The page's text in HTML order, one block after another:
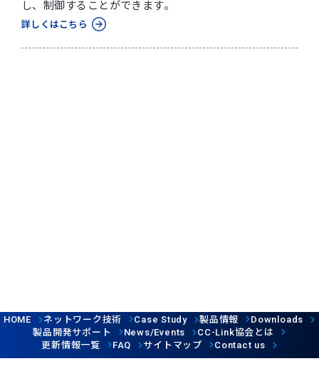
し、制御することができます。
詳しくはこちら
HOME ネットワーク技術 Case Study 製品情報 Downloads
製品開発サポート News/Events CC-Link協会とは
更新情報一覧
FAQ サイトマップ Contact us